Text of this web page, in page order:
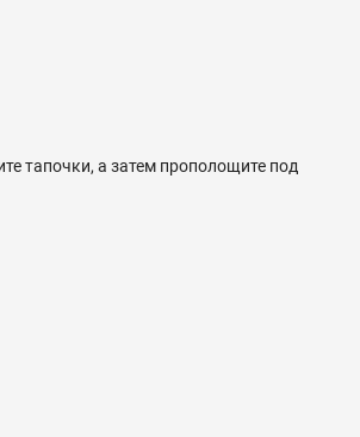
тапочки, а затем прополощите под